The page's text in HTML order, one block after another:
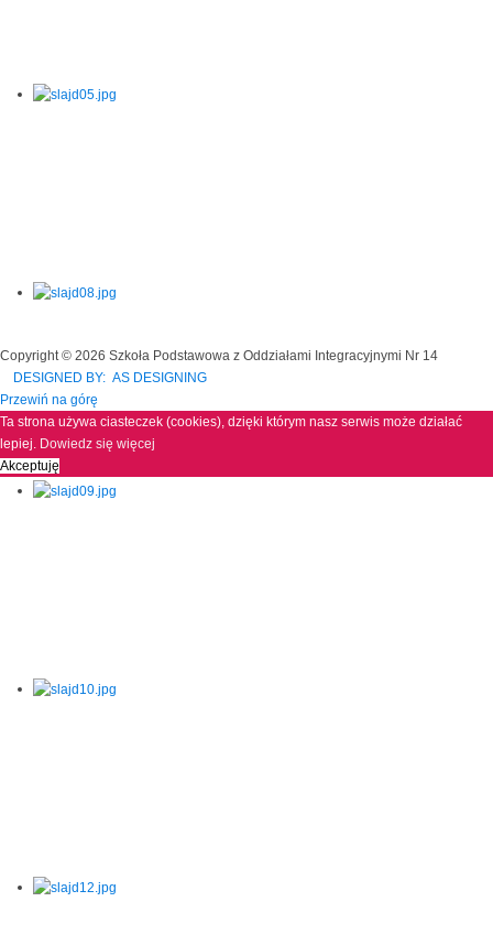
Copyright © 2026 Szkoła Podstawowa z Oddziałami Integracyjnymi Nr 14
DESIGNED BY: AS DESIGNING
Przewiń na górę
Ta strona używa ciasteczek (cookies), dzięki którym nasz serwis może działać
lepiej. Dowiedz się więcej
Akceptuję